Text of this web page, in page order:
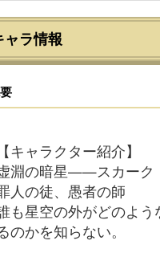
ャラ情報
【キャラクター紹介】
淵の暗星——スカーク
人の徒、愚者の師
も星空の外がどのよ
のかを知らない。